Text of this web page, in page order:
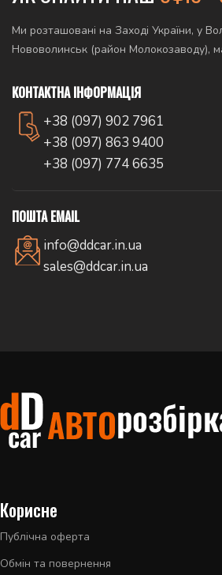
Ми розташовані на Заході України, у
Нововолинськ (район Молокозаводу),
КОНТАКТНА ІНФОРМАЦІЯ
+38 (097) 902 7961
+38 (097) 863 9400
+38 (097) 774 6635
ПОШТА EMAIL
info@ddcar.in.ua
sales@ddcar.in.ua
Корисне
Публічна оферта
Обмін та повернення